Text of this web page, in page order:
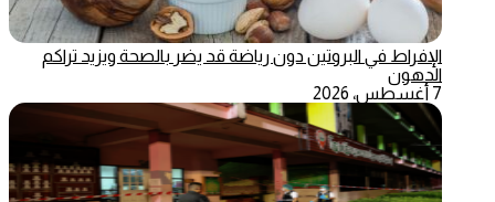
الإفراط في البروتين دون رياضة قد يضر بالصحة ويزيد تراكم
الدهون
7 أغسطس، 2026